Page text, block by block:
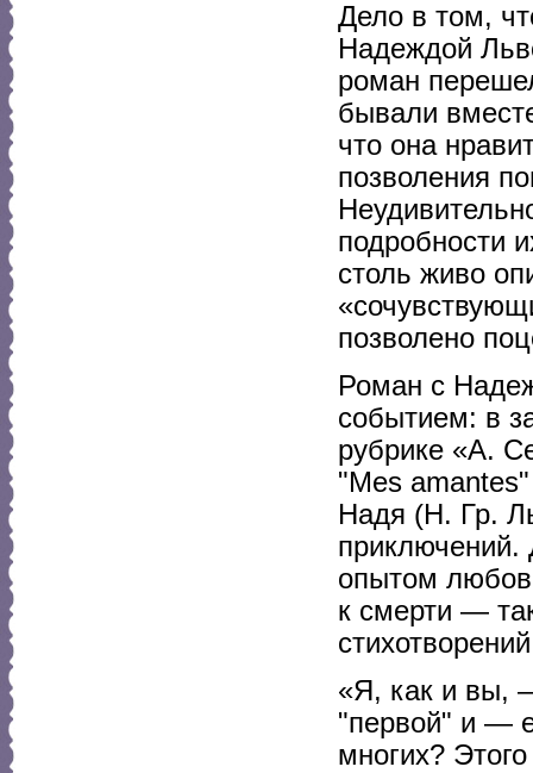
Дело в том,
Надеждой
роман
бывали
что она
позволения
подробности
столь живо
позволено
Роман с
событием: в
рубрике «А.
"Mes
Надя (Н. Гр.
приключений.
опытом
к смерти —
«Я, как и вы,
"первой" и —
многих?